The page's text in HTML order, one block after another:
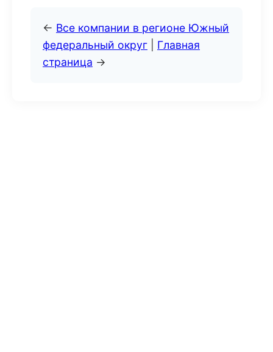
← Все компании в регионе Южный
федеральный округ
Главная
страница →